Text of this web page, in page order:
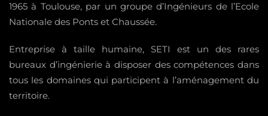
1965 à Toulouse, par un groupe d’Ingénieurs de l’Ecole
Nationale des Ponts et Chaussée.
Entreprise à taille humaine, SETI est un des rares
bureaux d’ingénierie à disposer des compétences dans
tous les domaines qui participent à l’aménagement du
territoire.